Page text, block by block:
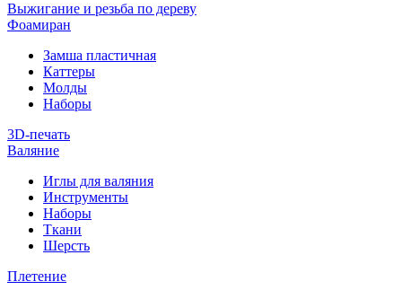
Выжигание и резьба по дереву
Фоамиран
Замша пластичная
Каттеры
Молды
Наборы
3D-печать
Валяние
Иглы для валяния
Инструменты
Наборы
Ткани
Шерсть
Плетение